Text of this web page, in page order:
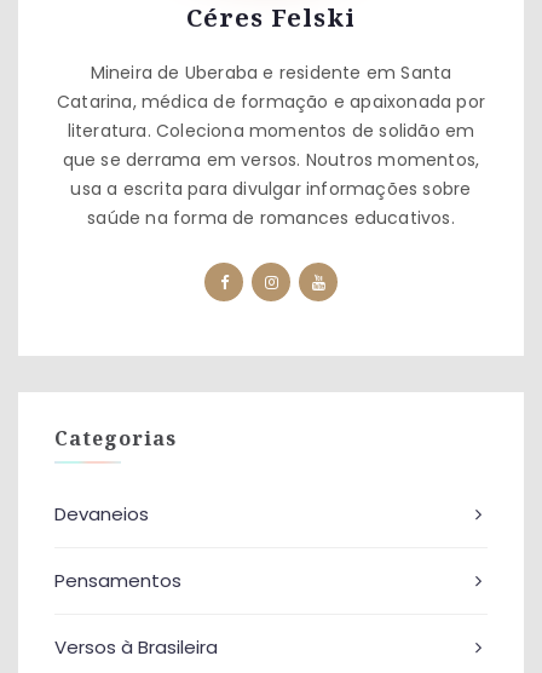
Céres Felski
Mineira de Uberaba e residente em Santa
Catarina, médica de formação e apaixonada por
literatura. Coleciona momentos de solidão em
que se derrama em versos. Noutros momentos,
usa a escrita para divulgar informações sobre
saúde na forma de romances educativos.
Categorias
Devaneios
Pensamentos
Versos à Brasileira